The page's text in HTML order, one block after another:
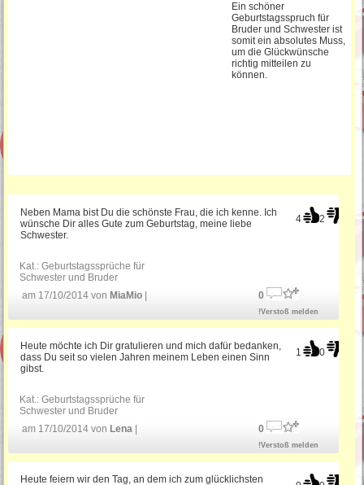
Ein schöner
Geburtstagsspruch für
Bruder und Schwester ist
somit ein absolutes Muss,
um die Glückwünsche
richtig mitteilen zu
können.
4 2
Neben Mama bist Du die schönste Frau, die ich kenne. Ich
wünsche Dir alles Gute zum Geburtstag, meine liebe
Schwester.
Kat.:Geburtstagssprüche für
Schwester und Bruder
am 17/10/2014 von MiaMio 0
!Verstoß melden
1 0
Heute möchte ich Dir gratulieren und mich dafür bedanken,
dass Du seit so vielen Jahren meinem Leben einen Sinn
gibst.
Kat.:Geburtstagssprüche für
Schwester und Bruder
am 17/10/2014 von Lena 0
!Verstoß melden
Heute feiern wir den Tag, an dem ich zum glücklichsten